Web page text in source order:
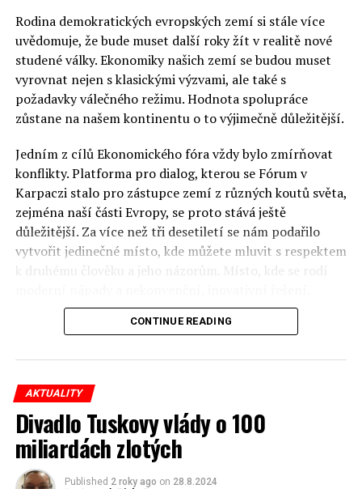
Rodina demokratických evropských zemí si stále více
uvědomuje, že bude muset další roky žít v realitě nové
studené války. Ekonomiky našich zemí se budou muset
vyrovnat nejen s klasickými výzvami, ale také s
požadavky válečného režimu. Hodnota spolupráce
zůstane na našem kontinentu o to výjimečně důležitější.
Jedním z cílů Ekonomického fóra vždy bylo zmírňovat
konflikty. Platforma pro dialog, kterou se Fórum v
Karpaczi stalo pro zástupce zemí z různých koutů světa,
zejména naší části Evropy, se proto stává ještě
důležitější. Za více než tři desetiletí se nám podařilo
vytvořit jedinečné místo, kde můžete mluvit s respektem
k druhému člověku a jeho názorům. Místo, kde se rodí
Polsko musí mít instituce, jejichž horizont činnosti je
politický tým. Pouze to vám dává šanci skutečně řešit
problémy. Hosty Fóra jsou prezidenti, předsedové vlád,
ministři, politici a představitelé samosprávy, prezidenti
korporací, lidé z kultury, renomovaní vědci, novináři a
zástupci nevládních organizací.
Důkladná analýza trendů prováděná odborníky z
CONTINUE READING
AKTUALITY
Divadlo Tuskovy vlády o 100
miliardách zlotých
Published 2 roky ago on 28.8.2024